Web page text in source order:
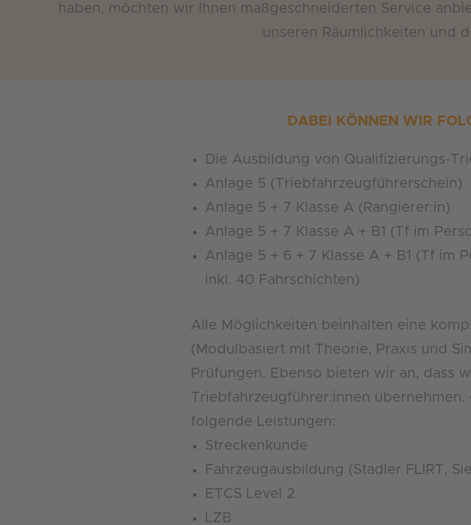
haben, möchten wir Ihnen maßgeschneiderten Service
unseren Räumlichkeiten und
DABEI KÖNNEN WIR
Die Ausbildung von Qualifizierungs-
Anlage 5 (Triebfahrzeugführerschein)
Anlage 5 + 7 Klasse A (Rangierer:in)
Anlage 5 + 7 Klasse A + B1 (Tf im
Anlage 5 + 6 + 7 Klasse A + B1 (Tf im
inkl. 40 Fahrschichten)
Alle Möglichkeiten beinhalten eine
(Modulbasiert mit Theorie, Praxis und
Prüfungen. Ebenso bieten wir an, dass
Triebfahrzeugführer:innen
folgende Leistungen:
Streckenkunde
Fahrzeugausbildung (Stadler FLIRT,
ETCS Level 2
LZB